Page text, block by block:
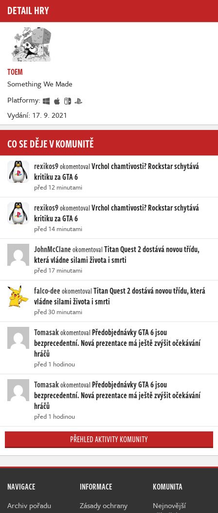
DETAIL HRY
TOEM
Something We Made
Platformy:
Vydání: 17. 9. 2021
CO SE DĚJE V KOMUNITĚ
rexikos9okomentovalVrchol chamtivosti? Rockstar schytává
kritiku za GTA 6
před 12 minutami
rexikos9okomentovalVrchol chamtivosti? Rockstar schytává
kritiku za GTA 6
před 14 minutami
JohnMcClaneokomentovalTitan Quest 2 dostává novou třídu,
která vládne silami života i smrti
před 17 minutami
falco-deeokomentovalTitan Quest 2 dostává novou třídu, která
vládne silami života i smrti
před 30 minutami
Tomasakokomentoval Předobjednávky GTA 6 jsou
bezprecedentní. Nová prezentace má ještě zvýšit očekávání
hráčů
před 1 hodinou
Tomasakokomentoval Předobjednávky GTA 6 jsou
bezprecedentní. Nová prezentace má ještě zvýšit očekávání
hráčů
před 1 hodinou
PŘEHLED AKTIVITY KOMUNITY
NAVIGACE
Archiv pořadu
INFORMACE
Zásady ochrany
KOMUNITA
Nejnovější